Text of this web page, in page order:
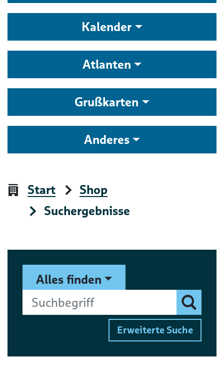
Kalender
Atlanten
Grußkarten
Anderes
Start
Shop
Suchergebnisse
Suchformular
Alles finden
Suchbegriff
Finden
Erweiterte Suche